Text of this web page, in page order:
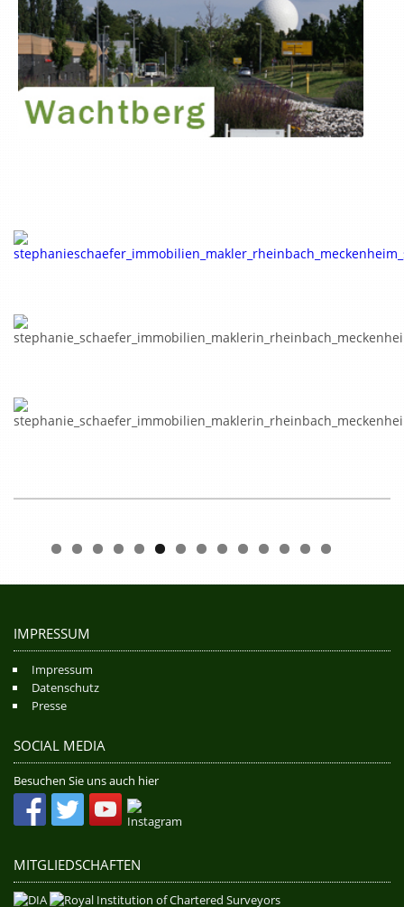
IMPRESSUM
Impressum
Datenschutz
Presse
SOCIAL MEDIA
Besuchen Sie uns auch hier
MITGLIEDSCHAFTEN